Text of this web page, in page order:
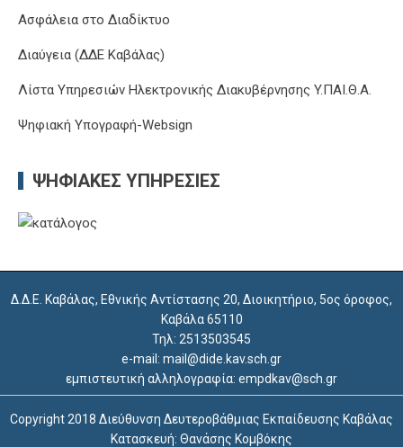
Ασφάλεια στο Διαδίκτυο
Διαύγεια (ΔΔΕ Καβάλας)
Λίστα Υπηρεσιών Ηλεκτρονικής Διακυβέρνησης Y.ΠΑΙ.Θ.Α.
Ψηφιακή Υπογραφή-Websign
ΨΗΦΙΑΚΈΣ ΥΠΗΡΕΣΊΕΣ
Δ.Δ.Ε. Καβάλας, Εθνικής Αντίστασης 20, Διοικητήριο, 5ος όροφος,
Καβάλα 65110
Τηλ: 2513503545
e-mail: mail@dide.kav.sch.gr
εμπιστευτική αλληλογραφία: empdkav@sch.gr
Copyright 2018 Διεύθυνση Δευτεροβάθμιας Εκπαίδευσης Καβάλας
Κατασκευή: Θανάσης Κομβόκης